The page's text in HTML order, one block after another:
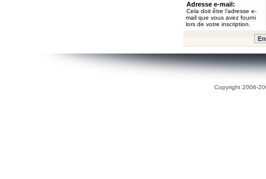
Adresse e-mail:
Cela doit être l’adresse e-
mail que vous avez fourni
lors de votre inscription.
Copyright 2006-